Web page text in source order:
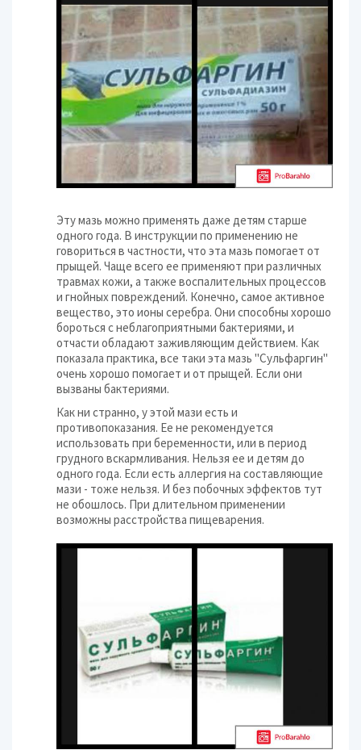
Эту мазь можно применять даже детям старше
одного года. В инструкции по применению не
говориться в частности, что эта мазь помогает от
прыщей. Чаще всего ее применяют при различных
травмах кожи, а также воспалительных процессов
и гнойных повреждений. Конечно, самое активное
вещество, это ионы серебра. Они способны хорошо
бороться с неблагоприятными бактериями, и
отчасти обладают заживляющим действием. Как
показала практика, все таки эта мазь "Сульфаргин"
очень хорошо помогает и от прыщей. Если они
вызваны бактериями.
Как ни странно, у этой мази есть и
противопоказания. Ее не рекомендуется
использовать при беременности, или в период
грудного вскармливания. Нельзя ее и детям до
одного года. Если есть аллергия на составляющие
мази - тоже нельзя. И без побочных эффектов тут
не обошлось. При длительном применении
возможны расстройства пищеварения.